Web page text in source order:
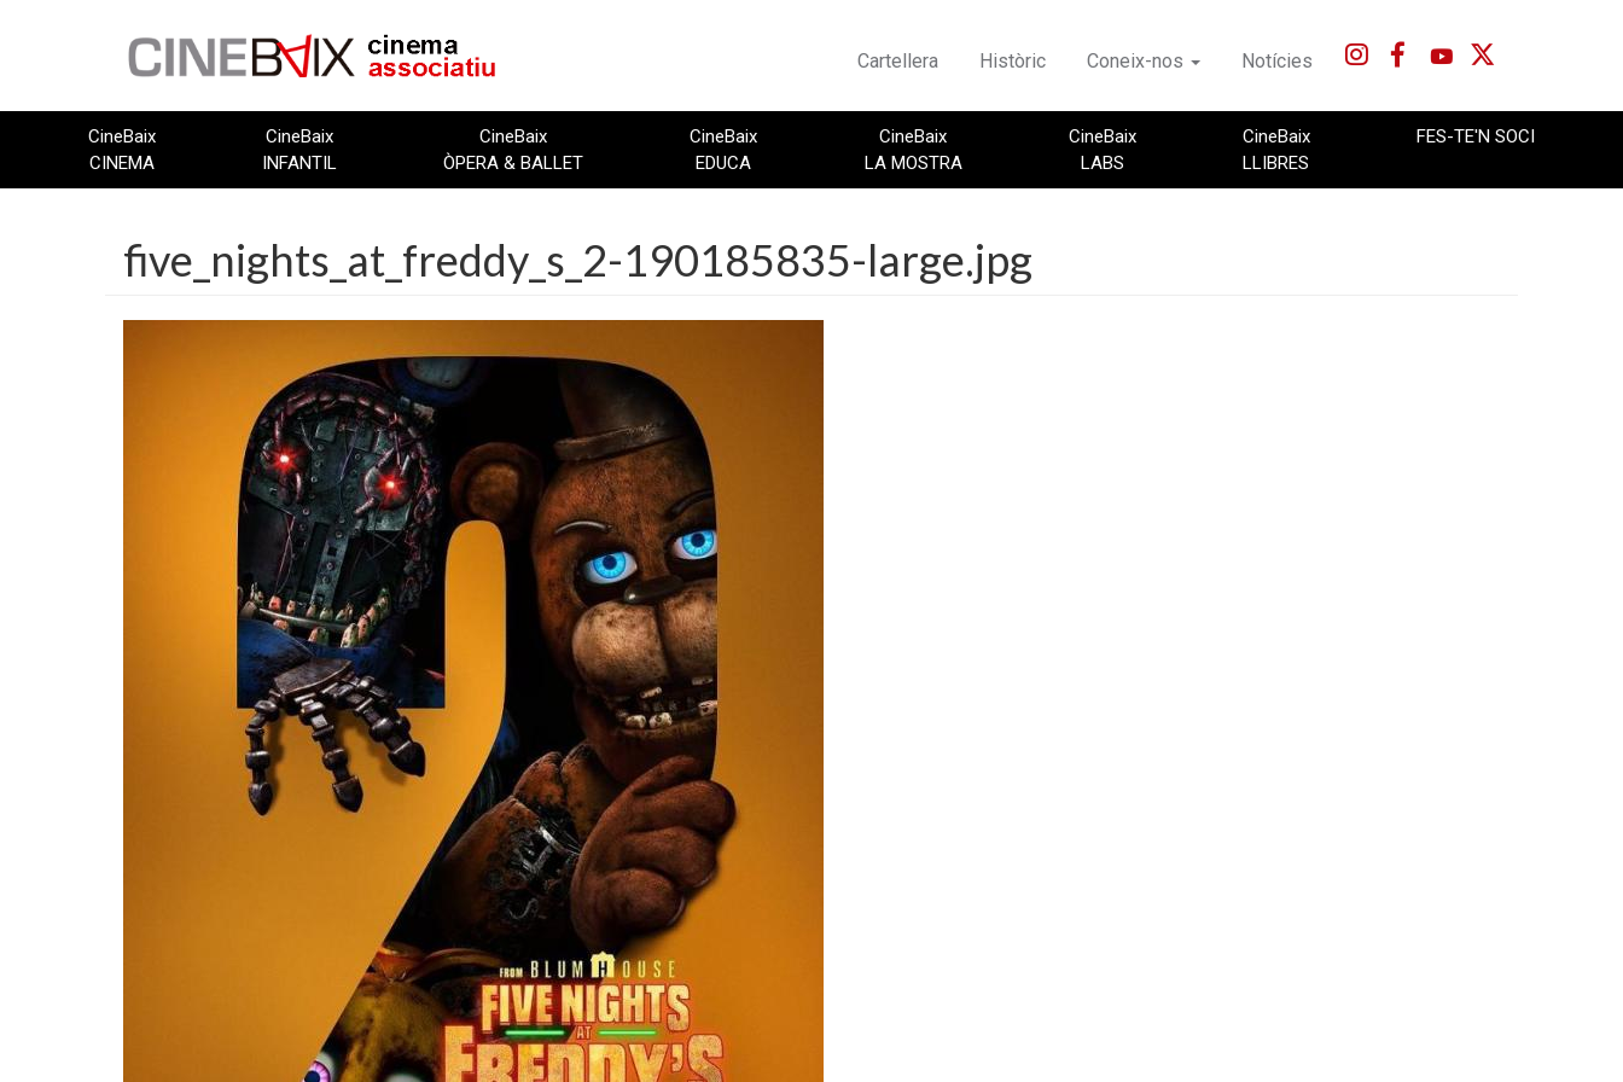
Cartellera Històric Coneix-nos Notícies
CineBaix
CINEMA
CineBaix
INFANTIL
CineBaix
ÒPERA & BALLET
CineBaix
EDUCA
CineBaix
LA MOSTRA
CineBaix
LABS
CineBaix
LLIBRES
FES-TE'N SOCI
five_nights_at_freddy_s_2-190185835-large.jpg